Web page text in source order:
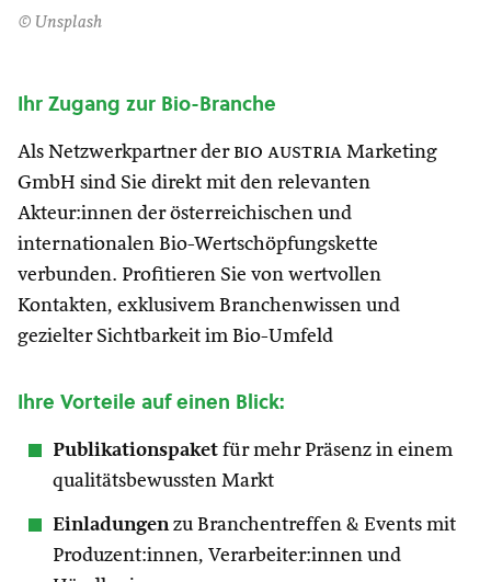
© Unsplash
Ihr Zugang zur Bio-Branche
Als Netzwerkpartner der bio austria Marketing
GmbH sind Sie direkt mit den relevanten
Akteur:innen der österreichischen und
internationalen Bio-Wertschöpfungskette
verbunden. Profitieren Sie von wertvollen
Kontakten, exklusivem Branchenwissen und
gezielter Sichtbarkeit im Bio-Umfeld
Ihre Vorteile auf einen Blick:
Publikationspaket für mehr Präsenz in einem
qualitätsbewussten Markt
Einladungenzu Branchentreffen & Events mit
Produzent:innen, Verarbeiter:innen und